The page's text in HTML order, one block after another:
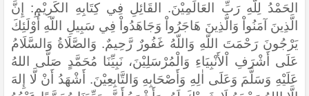
الحَمْدُ لِلّهِ رَبِّ العَالَمِيْنَ. القَائِلِ فِي كِتَابِهِ الكَرِيْمِ: إِنَّ
الَّذِينَ آمَنُواْ وَالَّذِينَ هَاجَرُواْ وَجَاهَدُواْ فِي سَبِيلِ اللّهِ أُوْلَئِكَ
يَرْجُونَ رَحْمَتَ اللّهِ وَاللّهُ غَفُورٌ رَّحِيمٌ. وَالصَّلَاةُ وَالسَّلَامُ
عَلَى أَشْرَفِ اْلأَنْبِيَاءِ وَالْمُرْسَلِيْنَ، نَبِيِّنَا مُحَمَّدٍ صَلَّى اللهُ
عَلَيْهِ وَسَلَّمَ وَعَلَى اٰلِهِ وَأَصْحَابِهِ وَالتَّابِعِيْنَ. أَشْهَدُ أَنْ لَّا إِلهَ